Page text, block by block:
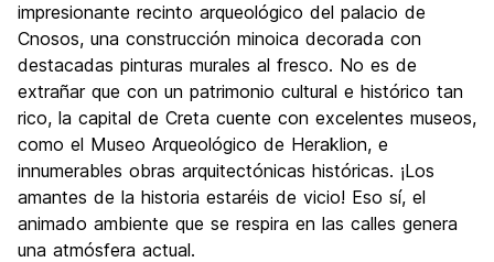
Fiesta
Calidad Precio
impresionante recinto arqueológico del palacio de
Cnosos, una construcción minoica decorada con
destacadas pinturas murales al fresco. No es de
extrañar que con un patrimonio cultural e histórico tan
rico, la capital de Creta cuente con excelentes museos,
como el Museo Arqueológico de Heraklion, e
innumerables obras arquitectónicas históricas. ¡Los
amantes de la historia estaréis de vicio! Eso sí, el
animado ambiente que se respira en las calles genera
una atmósfera actual.